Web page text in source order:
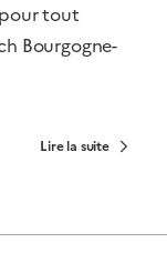
pour tout
Bourgogne-
Lire la suite